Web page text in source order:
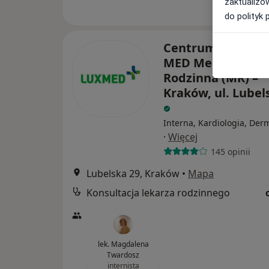
Centrum
MED Medycyna
Rodzinna (MR) –
Kraków, ul.
Interna, Kardiologia,
· Więcej
145 opinii
Lubelska 29, Kraków • Mapa
Konsultacja lekarza rodzinnego
lek. Magdalena
Twardosz
internista
do polityk